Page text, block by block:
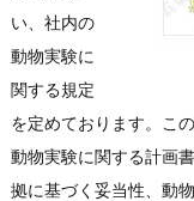
い、社内の
動物実験に
関する規定
を定めております。こ
動物実験に関する計画
拠に基づく妥当性、動